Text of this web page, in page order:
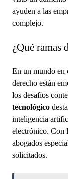
ayuden a las
complejo.
¿Qué ramas
En un mundo en
derecho están
los desafíos
tecnológico
inteligencia
electrónico. Con
abogados
solicitados.